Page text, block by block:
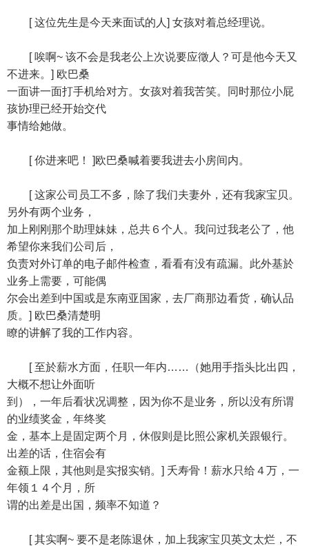
[ 这位先生是今天来面试的人] 女孩对着总经理说。
[ 唉啊~ 该不会是我老公上次说要应徵人？可是他今天又
不进来。] 欧巴桑
一面讲一面打手机给对方。女孩对着我苦笑。同时那位小屁
孩协理已经开始交代
事情给她做。
[ 你进来吧！ ]欧巴桑喊着要我进去小房间内。
[ 这家公司员工不多，除了我们夫妻外，还有我家宝贝。
另外有两个业务，
加上刚刚那个助理妹妹，总共６个人。我问过我老公了，他
希望你来我们公司后，
负责对外订单的电子邮件检查，看看有没有疏漏。此外基於
业务上需要，可能偶
尔会出差到中国或是东南亚国家，去厂商那边看货，确认品
质。] 欧巴桑清楚明
瞭的讲解了我的工作内容。
[ 至於薪水方面，任职一年内……（她用手指头比出四，
大概不想让外面听
到），一年后看状况调整，因为你不是业务，所以没有所谓
的业绩奖金，年终奖
金，基本上是固定两个月，休假则是比照公家机关跟银行。
出差的话，住宿会有
金额上限，其他则是实报实销。] 夭寿骨！薪水只给４万，一
年领１４个月，所
谓的出差是出国，频率不知道？
[ 其实啊~ 要不是老陈退休，加上我家宝贝英文太烂，不